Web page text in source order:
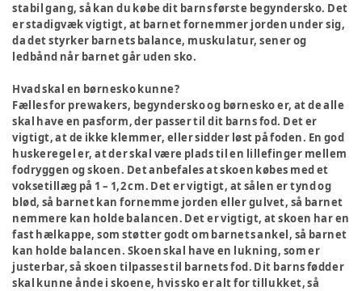
stabil gang, så kan du købe dit barns første begyndersko. Det
er stadigvæk vigtigt, at barnet fornemmer jorden under sig,
da det styrker barnets balance, muskulatur, sener og
ledbånd når barnet går uden sko.
Hvad skal en børnesko kunne?
Fælles for prewakers, begyndersko og børnesko er, at de alle
skal have en pasform, der passer til dit barns fod. Det er
vigtigt, at de ikke klemmer, eller sidder løst på foden. En god
huskeregel er, at der skal være plads til en lillefinger mellem
fodryggen og skoen. Det anbefales at skoen købes med et
voksetillæg på 1 – 1,2 cm. Det er vigtigt, at sålen er tynd og
blød, så barnet kan fornemme jorden eller gulvet, så barnet
nemmere kan holde balancen. Det er vigtigt, at skoen har en
fast hælkappe, som støtter godt om barnets ankel, så barnet
kan holde balancen. Skoen skal have en lukning, som er
justerbar, så skoen tilpasses til barnets fod. Dit barns fødder
skal kunne ånde i skoene, hvis sko er alt for tillukket, så